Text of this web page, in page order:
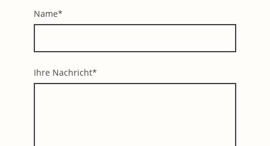
Name*
Ihre Nachricht*